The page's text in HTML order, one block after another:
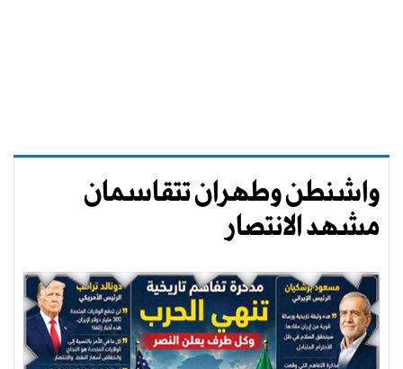
واشنطن وطهران تتقاسمان
مشهد الانتصار